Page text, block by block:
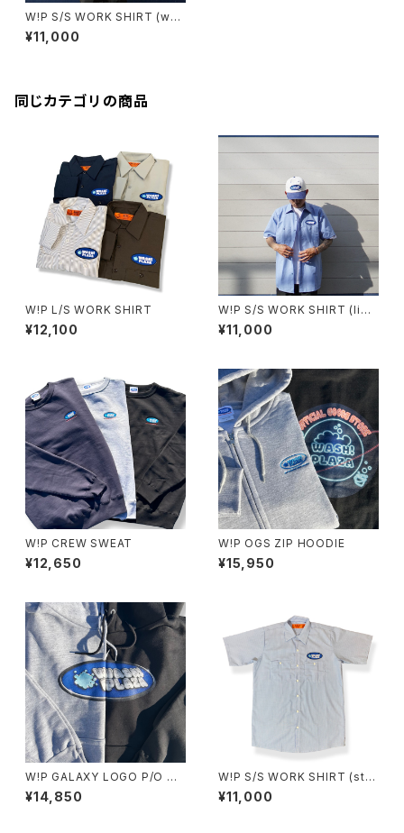
W!P S/S WORK SHIRT (wh
t)
¥11,000
同じカテゴリの商品
W!P L/S WORK SHIRT
¥12,100
W!P S/S WORK SHIRT (ligh
t blue)
¥11,000
W!P CREW SWEAT
¥12,650
W!P OGS ZIP HOODIE
¥15,950
W!P GALAXY LOGO P/O HO
ODIE
¥14,850
W!P S/S WORK SHIRT (stri
pe: white/blue)
¥11,000